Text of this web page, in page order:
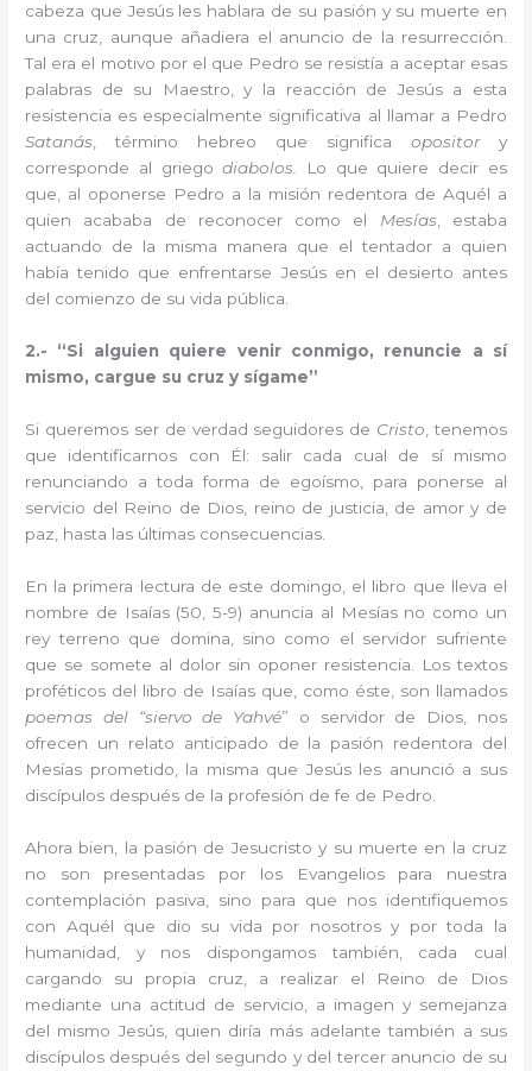
cabeza que Jesús les hablara de su pasión y su muerte en
una cruz, aunque añadiera el anuncio de la resurrección.
Tal era el motivo por el que Pedro se resistía a aceptar esas
palabras de su Maestro, y la reacción de Jesús a esta
resistencia es especialmente significativa al llamar a Pedro
Satanás , término hebreo que significa opository
corresponde al griegodiabolos.
Lo que quiere decir es
que, al oponerse Pedro a la misión redentora de Aquél a
quien acababa de reconocer como el Mesías , estaba
actuando de la misma manera que el tentador a quien
había tenido que enfrentarse Jesús en el desierto antes
del comienzo de su vida pública.
2.- “Si alguien quiere venir conmigo, renuncie a sí
mismo, cargue su cruz y sígame”
Si queremos ser de verdad seguidores de Cristo , tenemos
que identificarnos con Él: salir cada cual de sí mismo
renunciando a toda forma de egoísmo, para ponerse al
servicio del Reino de Dios, reino de justicia, de amor y de
paz, hasta las últimas consecuencias.
En la primera lectura de este domingo, el libro que lleva el
nombre de Isaías (50, 5-9) anuncia al Mesías no como un
rey terreno que domina, sino como el servidor sufriente
que se somete al dolor sin oponer resistencia. Los textos
proféticos del libro de Isaías que, como éste, son llamados
poemas del “siervo de Yahvé” o servidor de Dios, nos
ofrecen un relato anticipado de la pasión redentora del
Mesías prometido, la misma que Jesús les anunció a sus
discípulos después de la profesión de fe de Pedro.
Ahora bien, la pasión de Jesucristo y su muerte en la cruz
no son presentadas por los Evangelios para nuestra
contemplación pasiva, sino para que nos identifiquemos
con Aquél que dio su vida por nosotros y por toda la
humanidad, y nos dispongamos también, cada cual
cargando su propia cruz, a realizar el Reino de Dios
mediante una actitud de servicio, a imagen y semejanza
del mismo Jesús, quien diría más adelante también a sus
discípulos después del segundo y del tercer anuncio de su